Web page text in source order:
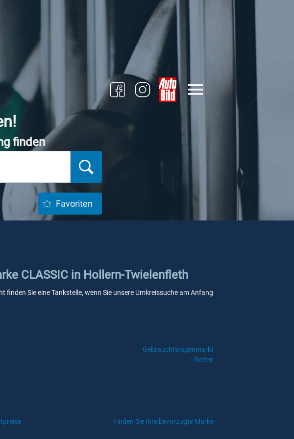
finden
Favoriten
CLASSIC in Hollern-Twielenfleth
Sie eine Tankstelle, wenn Sie unsere Umkreissuche am Anfang
Gebrauchtwagenmarkt
Reifen
Finden Sie Ihre bevorzugte Marke